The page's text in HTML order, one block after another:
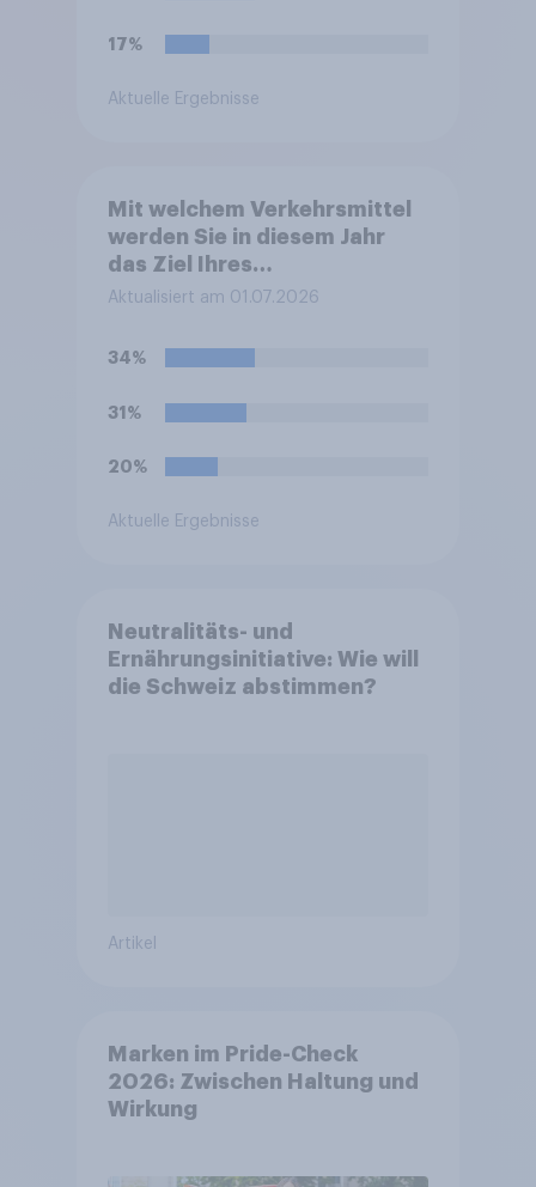
17%
Aktuelle Ergebnisse
Mit welchem Verkehrsmittel
werden Sie in diesem Jahr
das Ziel Ihres
Sommerurlaubes erreichen?
Verkehrsmittel aus, mit dem
Ihrem Ziel zurücklegen.
Aktualisiert am 01.07.2026
34%
31%
20%
Aktuelle Ergebnisse
Neutralitäts- und
Ernährungsinitiative: Wie will
die Schweiz abstimmen?
Artikel
Marken im Pride-Check
2026: Zwischen Haltung und
Wirkung